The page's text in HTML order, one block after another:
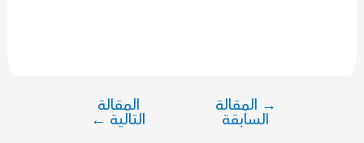
تصفّح→ المقالة
السابقة
المقالة
التالية ←